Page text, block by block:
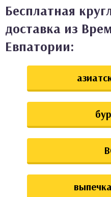
Бесплатная
доставка из
Евпатории: